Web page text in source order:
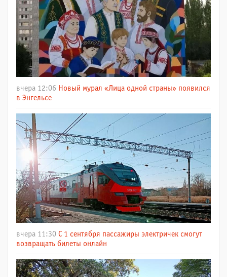
вчера 12:06 Новый мурал «Лица одной страны» появился
в Энгельсе
вчера 11:30 С 1 сентября пассажиры электричек смогут
возвращать билеты онлайн